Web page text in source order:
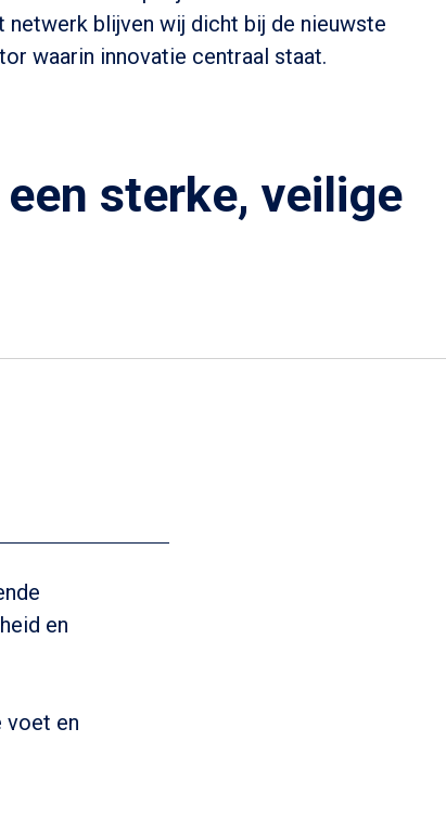
blijven wij dicht bij de nieuwste
waarin innovatie centraal staat.
sterke, veilige
en
voet en